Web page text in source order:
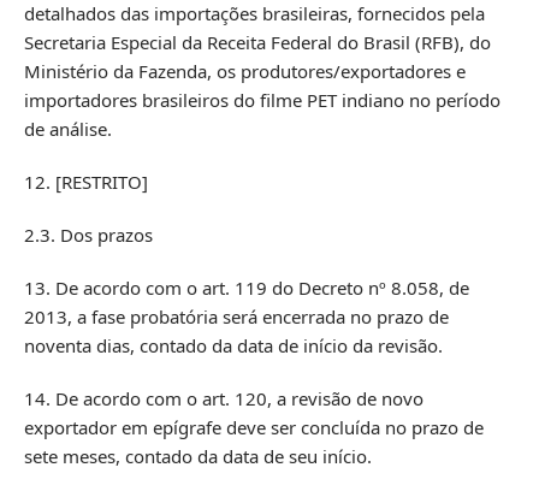
detalhados das importações brasileiras, fornecidos pela
Secretaria Especial da Receita Federal do Brasil (RFB), do
Ministério da Fazenda, os produtores/exportadores e
importadores brasileiros do filme PET indiano no período
de análise.
12. [RESTRITO]
2.3. Dos prazos
13. De acordo com o art. 119 do Decreto nº 8.058, de
2013, a fase probatória será encerrada no prazo de
noventa dias, contado da data de início da revisão.
14. De acordo com o art. 120, a revisão de novo
exportador em epígrafe deve ser concluída no prazo de
sete meses, contado da data de seu início.